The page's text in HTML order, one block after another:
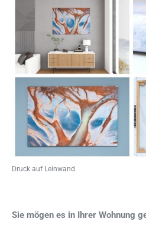
Druck auf Leinwand
Sie mögen es in Ihrer Wohnung